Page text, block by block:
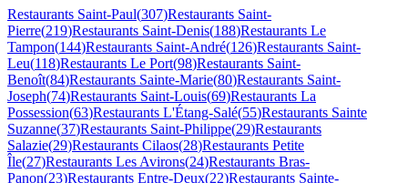
Restaurants Saint-Paul(307)Restaurants Saint-
Pierre(219)Restaurants Saint-Denis(188)Restaurants Le
Tampon(144)Restaurants Saint-André(126)Restaurants Saint-
Leu(118)Restaurants Le Port(98)Restaurants Saint-
Benoît(84)Restaurants Sainte-Marie(80)Restaurants Saint-
Joseph(74)Restaurants Saint-Louis(69)Restaurants La
Possession(63)Restaurants L'Étang-Salé(55)Restaurants Sainte
Suzanne(37)Restaurants Saint-Philippe(29)Restaurants
Salazie(29)Restaurants Cilaos(28)Restaurants Petite
Île(27)Restaurants Les Avirons(24)Restaurants Bras-
Panon(23)Restaurants Entre-Deux(22)Restaurants Sainte-